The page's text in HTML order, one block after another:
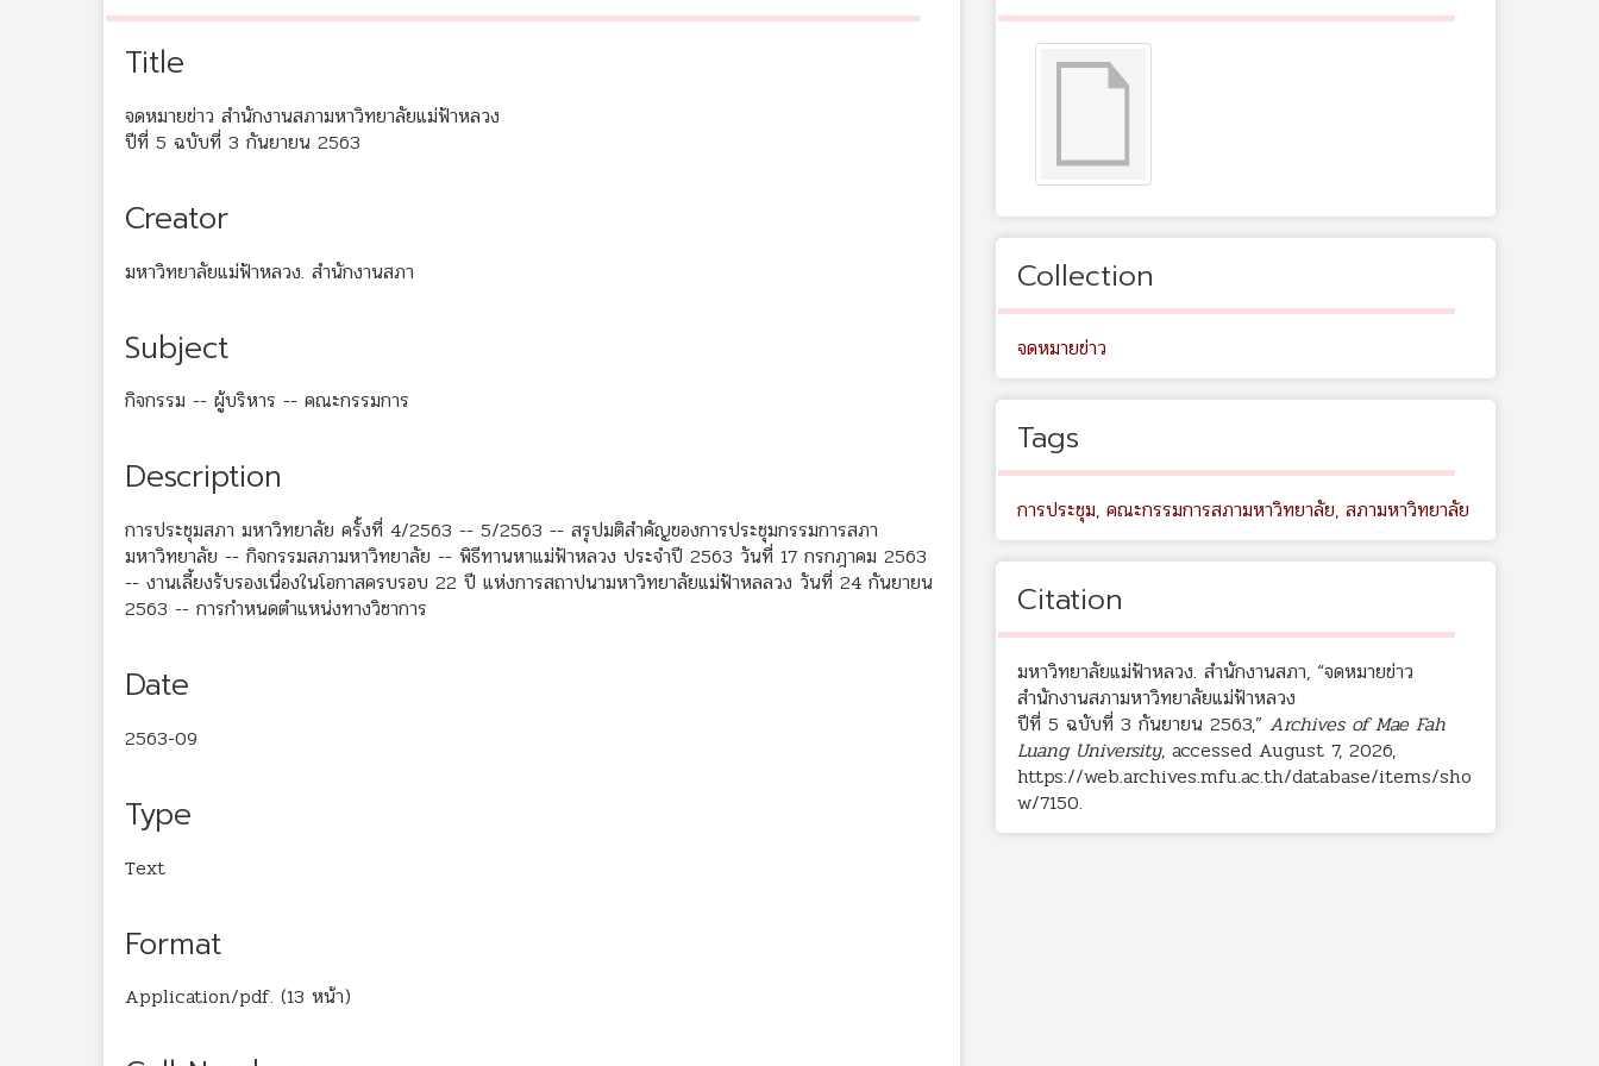
Title
จดหมายข่าว สำนักงานสภามหาวิทยาลัยแม่ฟ้าหลวง
ปีที่ 5 ฉบับที่ 3 กันยายน 2563
Creator
มหาวิทยาลัยแม่ฟ้าหลวง. สำนักงานสภา
Subject
กิจกรรม -- ผู้บริหาร -- คณะกรรมการ
Description
การประชุมสภา มหาวิทยาลัย ครั้งที่ 4/2563 -- 5/2563 -- สรุปมติสำคัญของการประชุมกรรมการสภา
มหาวิทยาลัย -- กิจกรรมสภามหาวิทยาลัย -- พิธีทานหาแม่ฟ้าหลวง ประจำปี 2563 วันที่ 17 กรกฎาคม 2563
-- งานเลี้ยงรับรองเนื่องในโอกาสครบรอบ 22 ปี แห่งการสถาปนามหาวิทยาลัยแม่ฟ้าหลลวง วันที่ 24 กันยายน
2563 -- การกำหนดตำแหน่งทางวิชาการ
Date
2563-09
Type
Text
Format
Application/pdf. (13 หน้า)
Collection
จดหมายข่าว
Tags
การประชุม, คณะกรรมการสภามหาวิทยาลัย, สภามหาวิทยาลัย
Citation
มหาวิทยาลัยแม่ฟ้าหลวง. สำนักงานสภา, “จดหมายข่าว
สำนักงานสภามหาวิทยาลัยแม่ฟ้าหลวง
ปีที่ 5 ฉบับที่ 3 กันยายน 2563,” Archives of Mae Fah
Luang University, accessed August 7, 2026,
https://web.archives.mfu.ac.th/database/items/sho
w/7150.